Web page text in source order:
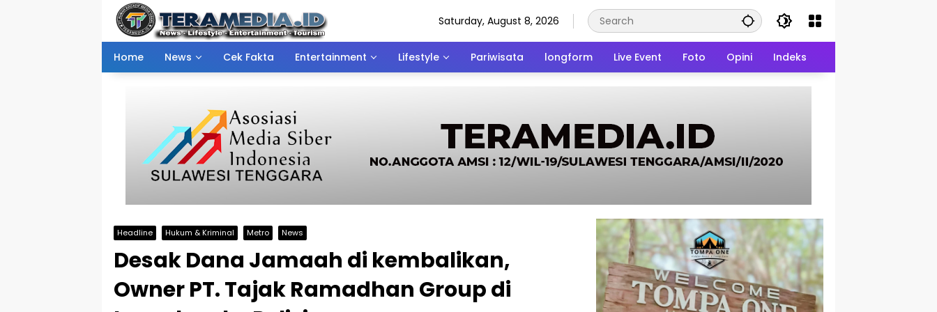
Saturday, August 8, 2026
Home News Cek Fakta Entertainment Lifestyle Pariwisata longform Live Event Foto Opini Indeks
Headline Hukum & Kriminal Metro News
Desak Dana Jamaah di kembalikan,
Owner PT. Tajak Ramadhan Group di